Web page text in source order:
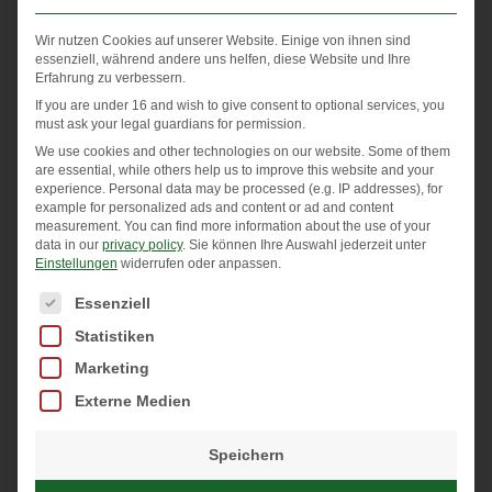
nicht spüren. Also verläuft ein Magnesiummangel
weitestgehend unbemerkt, es sei denn man leidet an
den weitreichend bekannten Wadenkrämpfen, die
häufig nachts auftreten und einem den Schlaf rauben.
Wir schieben Symptome wie Erschöpfung oder
Nervosität gerne auf Stress im Beruf oder in der
Familie, zu wenig Schlaf oder ähnliches. Wenn es dann
zu Symptomen kommt, wird die Schilddrüse, die
Lebensweise oder das Alter als Ursache in Betracht
gezogen, aber selten ein Mineralstoffmangel.
Wenn Ihnen Ihr Körper also das Signal gibt: „Ich habe
Heißhunger auf Schokolade oder Nüsse“, dann hören
Sie darauf. Essen Sie ruhig eine Handvoll Nüsse, zwei
Riegel dunkle Schokolade odernehmen eine Kapsel Mo
Wir nutzen Cookies auf unserer Website. Einige von ihnen sind
essenziell, während andere uns helfen, diese Website und Ihre
Erfahrung zu verbessern.
If you are under 16 and wish to give consent to optional services, you
must ask your legal guardians for permission.
We use cookies and other technologies on our website. Some of them
are essential, while others help us to improve this website and your
experience. Personal data may be processed (e.g. IP addresses), for
example for personalized ads and content or ad and content
measurement. You can find more information about the use of your
data in our privacy policy. Sie können Ihre Auswahl jederzeit unter
Einstellungen widerrufen oder anpassen.
Es folgt eine Liste der Service-Gruppen, für die eine
Essenziell
Statistiken
Marketing
Externe Medien
Speichern